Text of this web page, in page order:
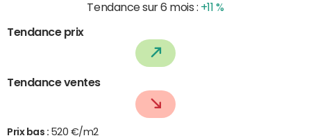
Tendance sur 6 mois : +11 %
Tendance prix
Tendance ventes
Prix bas : 520 €/m2